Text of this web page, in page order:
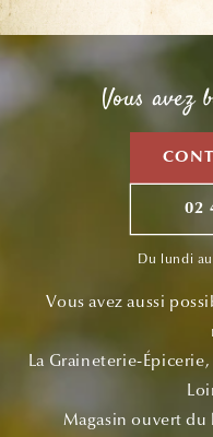
Vous avez
02
Du lundi
Vous avez aussi
La Graineterie-
Magasin ouvert du